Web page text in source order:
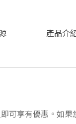
產品介
可享有優惠。如